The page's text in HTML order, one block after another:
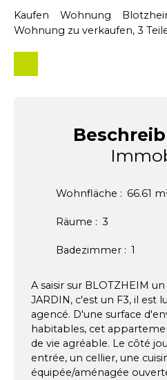
Kaufen Wohnung
Wohnung zu verkaufen, 3
Wohnfläche : 66.61
Räume : 3
Badezimmer : 1
A saisir sur BLOTZHEIM
JARDIN, c'est un F3, il est
agencé. D'une surface
habitables, cet
de vie agréable. Le côté
entrée, un cellier, une
équipée/aménagée